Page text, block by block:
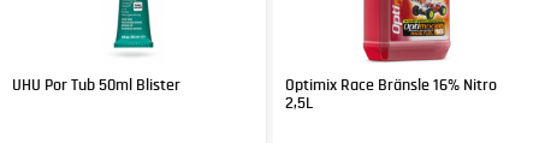
UHU Por Tub 50ml Blister
Optimix Race Bränsle 16% Nitro
2,5L